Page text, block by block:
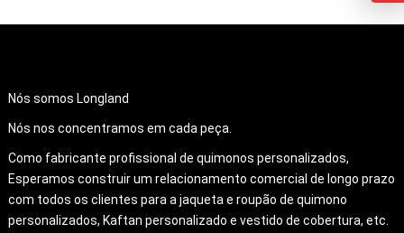
Nós somos Longland
Nós nos concentramos em cada peça.
Como fabricante profissional de quimonos personalizados,
Esperamos construir um relacionamento comercial de longo prazo
com todos os clientes para a jaqueta e roupão de quimono
personalizados, Kaftan personalizado e vestido de cobertura, etc.